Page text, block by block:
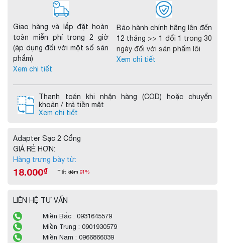
Giao hàng và lắp đặt hoàn
toàn miễn phí trong 2 giờ
(áp dụng đối với một số sản
phẩm)
Xem chi tiết
Bảo hành chính hãng lên đến
12 tháng >> 1 đổi 1 trong 30
ngày đối với sản phẩm lỗi
Xem chi tiết
Thanh toán khi nhận hàng (COD) hoặc chuyển
khoản / trả tiền mặt
Xem chi tiết
Adapter Sạc 2 Cổng
GIÁ RẺ HƠN:
Hàng trưng bày từ:
18.000₫ Tiết kiệm 91%
LIÊN HỆ TƯ VẤN
Miền Bắc : 0931645579
Miền Trung : 0901930579
Miền Nam : 0966866039